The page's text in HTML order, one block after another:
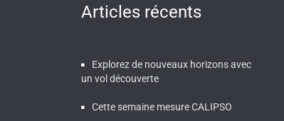
Articles récents
Explorez de nouveaux horizons avec
un vol découverte
Cette semaine mesure CALIPSO